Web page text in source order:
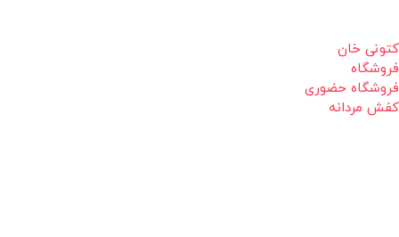
کتونی خان
فروشگاه
فروشگاه حضوری
کفش مردانه